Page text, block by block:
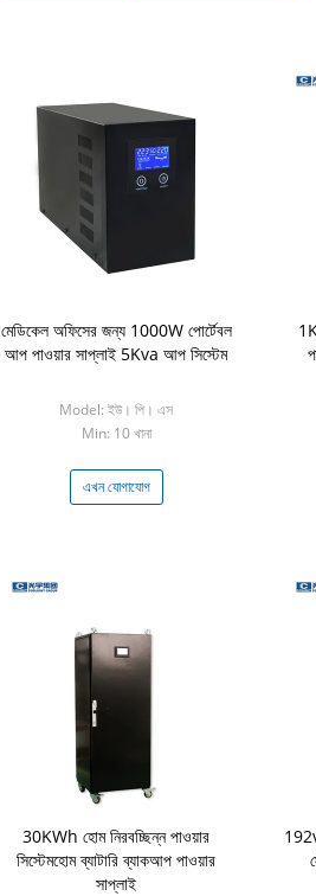
মেডিকেল অফিসের জন্য 1000W পোর্টেবল
আপ পাওয়ার সাপ্লাই 5Kva আপ সিস্টেম
Model: ইউ। পি। এস
Min: 10 খানা
এখন যোগাযোগ
30KWh হোম নিরবচ্ছিন্ন পাওয়ার
সিস্টেমহোম ব্যাটারি ব্যাকআপ পাওয়ার
সাপ্লাই